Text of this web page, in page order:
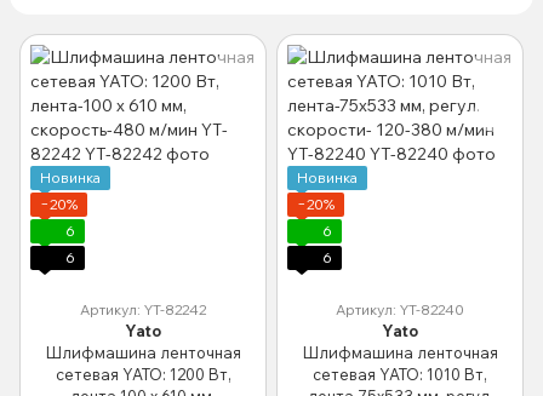
Новинка
−20%
6
6
Артикул: YT-82242
Yato
Шлифмашина ленточная
сетевая YATO: 1200 Вт,
Новинка
−20%
6
6
Артикул: YT-82240
Yato
Шлифмашина ленточная
сетевая YATO: 1010 Вт,